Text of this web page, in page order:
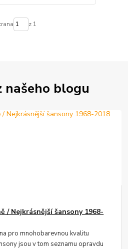
z 1
našeho blogu
/ Nejkrásnější šansony 1968-
pro mnohobarevnou kvalitu
jsou v tom seznamu opravdu